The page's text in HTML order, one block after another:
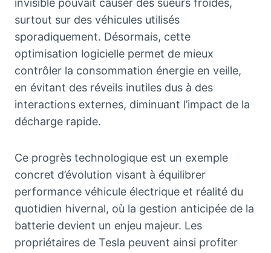
invisible pouvait causer des sueurs froides,
surtout sur des véhicules utilisés
sporadiquement. Désormais, cette
optimisation logicielle permet de mieux
contrôler la consommation énergie en veille,
en évitant des réveils inutiles dus à des
interactions externes, diminuant l’impact de la
décharge rapide.
Ce progrès technologique est un exemple
concret d’évolution visant à équilibrer
performance véhicule électrique et réalité du
quotidien hivernal, où la gestion anticipée de la
batterie devient un enjeu majeur. Les
propriétaires de Tesla peuvent ainsi profiter